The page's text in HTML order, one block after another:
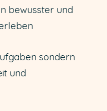
bewusster und
sondern
und